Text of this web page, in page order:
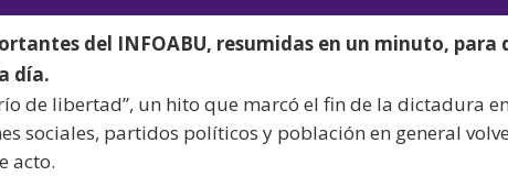
audio
teclas
de
arriba/abajo
para
del INFOABU, resumidas en un minuto, para
día.
de libertad”, un hito que marcó el fin de la dictadura en
sociales, partidos políticos y población en general
acto.